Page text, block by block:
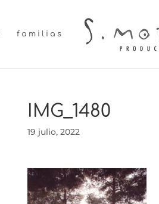
familias
IMG_1480
19 julio, 2022